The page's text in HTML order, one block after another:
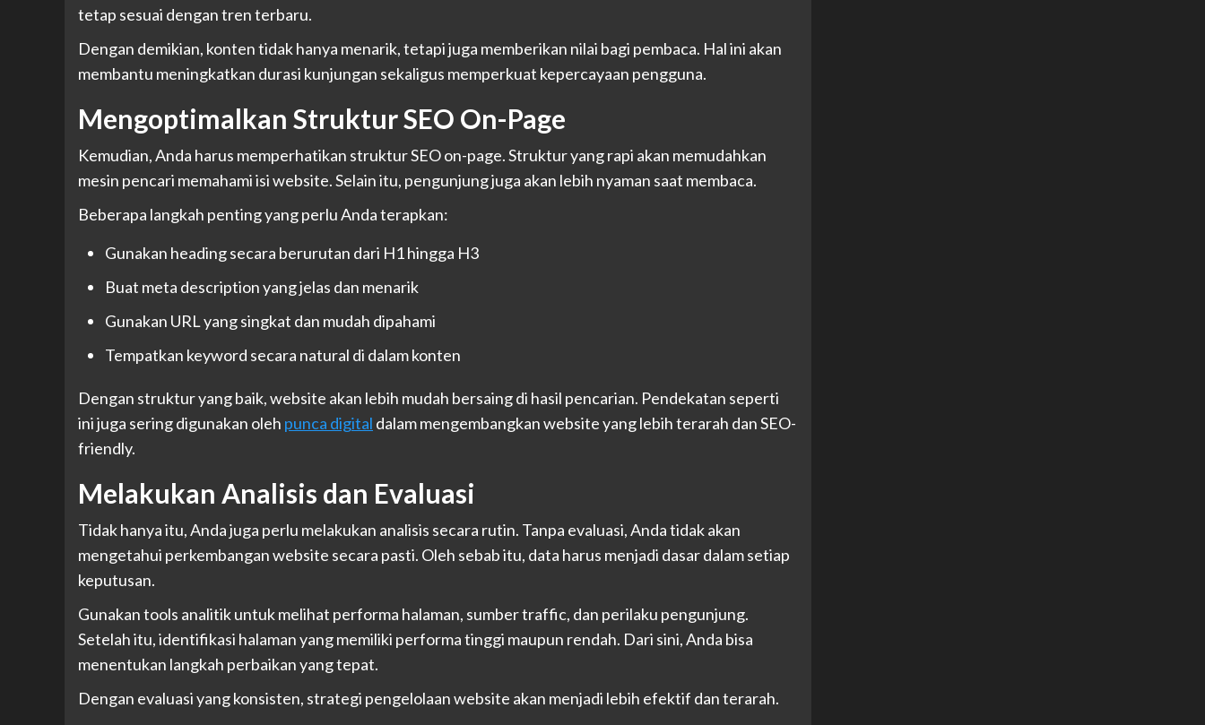
tetap sesuai dengan tren terbaru.
Dengan demikian, konten tidak hanya menarik, tetapi juga memberikan nilai bagi pembaca. Hal ini akan
membantu meningkatkan durasi kunjungan sekaligus memperkuat kepercayaan pengguna.
Mengoptimalkan Struktur SEO On-Page
Kemudian, Anda harus memperhatikan struktur SEO on-page. Struktur yang rapi akan memudahkan
mesin pencari memahami isi website. Selain itu, pengunjung juga akan lebih nyaman saat membaca.
Beberapa langkah penting yang perlu Anda terapkan:
Gunakan heading secara berurutan dari H1 hingga H3
Buat meta description yang jelas dan menarik
Gunakan URL yang singkat dan mudah dipahami
Tempatkan keyword secara natural di dalam konten
Dengan struktur yang baik, website akan lebih mudah bersaing di hasil pencarian. Pendekatan seperti
ini juga sering digunakan oleh punca digital dalam mengembangkan website yang lebih terarah dan SEO-
friendly.
Melakukan Analisis dan Evaluasi
Tidak hanya itu, Anda juga perlu melakukan analisis secara rutin. Tanpa evaluasi, Anda tidak akan
mengetahui perkembangan website secara pasti. Oleh sebab itu, data harus menjadi dasar dalam setiap
keputusan.
Gunakan tools analitik untuk melihat performa halaman, sumber traffic, dan perilaku pengunjung.
Setelah itu, identifikasi halaman yang memiliki performa tinggi maupun rendah. Dari sini, Anda bisa
menentukan langkah perbaikan yang tepat.
Dengan evaluasi yang konsisten, strategi pengelolaan website akan menjadi lebih efektif dan terarah.